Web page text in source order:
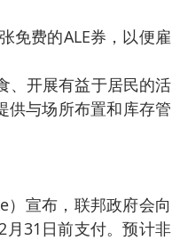
免费的ALE券，以便雇
、开展有益于居民的活
供与场所布置和库存管
宣布，联邦政府会向
月31日前支付。预计非